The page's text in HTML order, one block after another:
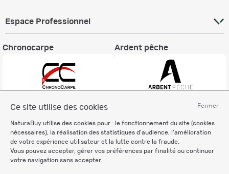
Fermer
Ce site utilise des cookies
NaturaBuy utilise des cookies pour : le fonctionnement du site (cookies
nécessaires), la réalisation des statistiques d'audience, l'amélioration
de votre expérience utilisateur et la lutte contre la fraude.
Vous pouvez accepter, gérer vos préférences par finalité ou continuer
votre navigation sans accepter.
Espace Professionnel
Chronocarpe Ardent pêche
Charte éthique
Mentions légales
Règlement & Conditions d'utilisation
Politique de protection